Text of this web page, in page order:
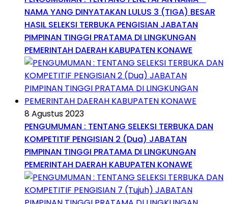
NAMA YANG DINYATAKAN LULUS 3 (TIGA) BESAR
HASIL SELEKSI TERBUKA PENGISIAN JABATAN
PIMPINAN TINGGI PRATAMA DI LINGKUNGAN
PEMERINTAH DAERAH KABUPATEN KONAWE
8 Agustus 2023
PENGUMUMAN : TENTANG SELEKSI TERBUKA DAN
KOMPETITIF PENGISIAN 2 (Dua) JABATAN
PIMPINAN TINGGI PRATAMA DI LINGKUNGAN
PEMERINTAH DAERAH KABUPATEN KONAWE